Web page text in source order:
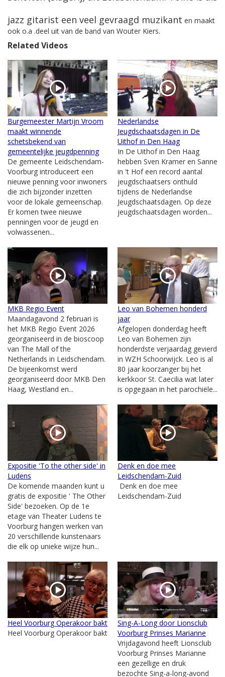
jazz gitarist een veel gevraagd muzikant en maakt
ook o.a .deel uit van de band van Wouter Kiers.
Related Videos
Burgemeester Martijn Vroom
maakt winnende
schetsbekend van
gemeentelijke jeugdpenning
De gemeente Leidschendam-
Voorburg introduceert een
nieuwe penning voor inwoners
die zich bijzonder inzetten
voor de lokale gemeenschap.
Er komen twee nieuwe
penningen voor de jeugd en
volwassenen...
Nederlandse
Jeugdschaatsdagen in De
Uithof in Den Haag
In De Uithof in Den Haag
hebben Sven Kramer en Sanne
in 't Hof een record aantal
jeugdschaatsers onthuld
tijdens de Nederlandse
Jeugdschaatsdagen. Op deze
jeugdschaatsdagen worden...
MKB Regio Event
Maandagavond 2 februari is
het MKB Regio Event 2026
georganiseerd in de bioscoop
van The Mall of the
Netherlands in Leidschendam.
De bijeenkomst werd
georganiseerd door MKB Den
Haag, Westland en...
Leo van Bohemen honderd
jaar
Afgelopen donderdag heeft
Leo van Bohemen zijn
honderdste verjaardag gevierd
in WZH Schoorwijck. Leo is al
80 jaar koorzanger bij het
kerkkoor St. Caecilia wat later
is opgegaan in het parochiële...
Expositie 'To the other side' in
Ludens
De komende maanden kunt u
gratis de expositie ' The Other
Side' bezoeken. Op de 1e
etage van Theater Ludens te
Voorburg hangen werken van
20 verschillende kunstenaars
die elk op unieke wijze hun...
Denk en doe mee
Leidschendam-Zuid
Denk en doe mee
Leidschendam-Zuid
Heel Voorburg Operakoor bakt
Heel Voorburg Operakoor bakt
Sing-A-Long door Lionsclub
Voorburg Prinses Marianne
Vrijdagavond heeft Lionsclub
Voorburg Prinses Marianne
een gezellige en druk
bezochte Sing-a-long-avond